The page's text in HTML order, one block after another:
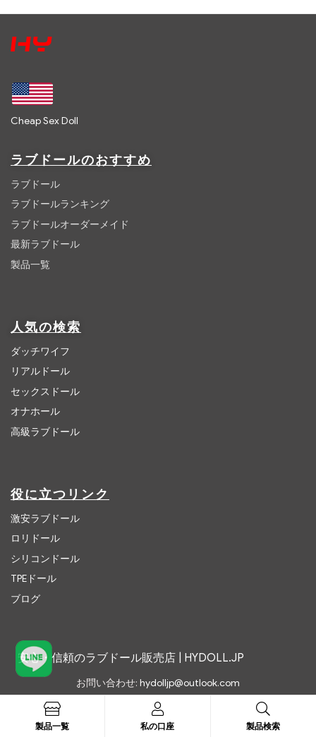
Cheap Sex Doll
ラブドールのおすすめ
ラブドール
ラブドールランキング
ラブドールオーダーメイド
最新ラブドール
製品一覧
人気の検索
ダッチワイフ
リアルドール
セックスドール
オナホール
高級ラブドール
役に立つリンク
激安ラブドール
ロリドール
シリコンドール
TPEドール
ブログ
安心・信頼のラブドール販売店 | HYDOLL.JP
お問い合わせ: hydolljp@outlook.com
製品一覧 私の口座 製品検索